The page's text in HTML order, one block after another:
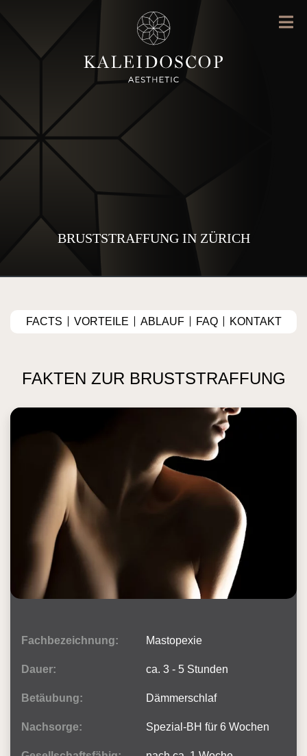
BRUSTSTRAFFUNG IN ZÜRICH
FACTS VORTEILE ABLAUF FAQ KONTAKT
FAKTEN ZUR BRUSTSTRAFFUNG
Fachbezeichnung: Mastopexie
Dauer: ca. 3 - 5 Stunden
Betäubung: Dämmerschlaf
Nachsorge: Spezial-BH für 6 Wochen